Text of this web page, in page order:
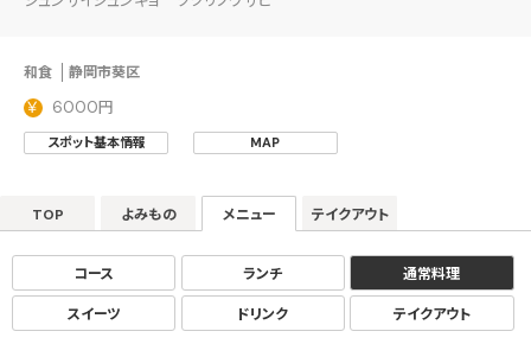
和食 静岡市葵区
6000円
スポット基本情報 MAP
TOP よみもの メニュー テイクアウト
コース ランチ 通常料理
スイーツ ドリンク テイクアウト